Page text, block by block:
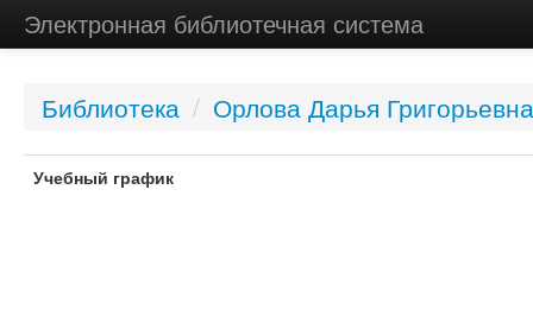
Электронная библиотечная система
Библиотека / Орлова Дарья Григорьевна
Учебный график